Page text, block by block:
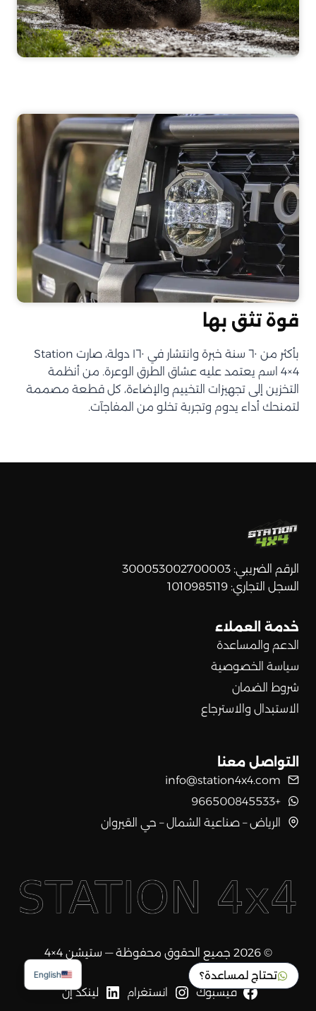
قوة تثق بها
بأكثر من ٦٠ سنة خبرة وانتشار في ١٦٠ دولة، صارت Station
4×4 اسم يعتمد عليه عشاق الطرق الوعرة. من أنظمة
التخزين إلى تجهيزات التخييم والإضاءة، كل قطعة مصممة
لتمنحك أداء يدوم وتجربة تخلو من المفاجآت.
الرقم الضريبي: 300053002700003
السجل التجاري: 1010985119
خدمة العملاء
الدعم والمساعدة
سياسة الخصوصية
شروط الضمان
الاستبدال والاسترجاع
التواصل معنا
info@station4x4.com
+966500845533
الرياض – صناعية الشمال – حي القيروان
© 2026 جميع الحقوق محفوظة — ستيشن 4×4
فيسبوك انستغرام لينكد إن
تحتاج لمساعدة؟ English